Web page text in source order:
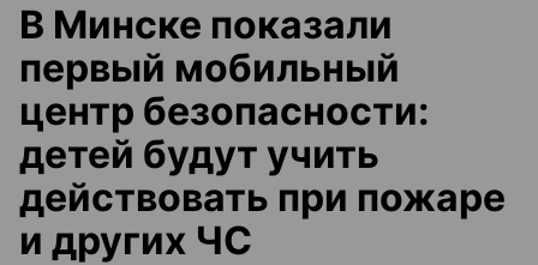
В Минске показали
первый мобильный
центр безопасности:
детей будут учить
действовать при пожаре
и других ЧС